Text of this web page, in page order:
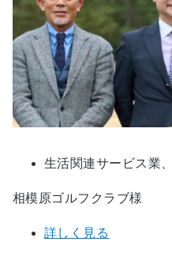
生活関連サービス業
相模原ゴルフクラブ様
詳しく見る